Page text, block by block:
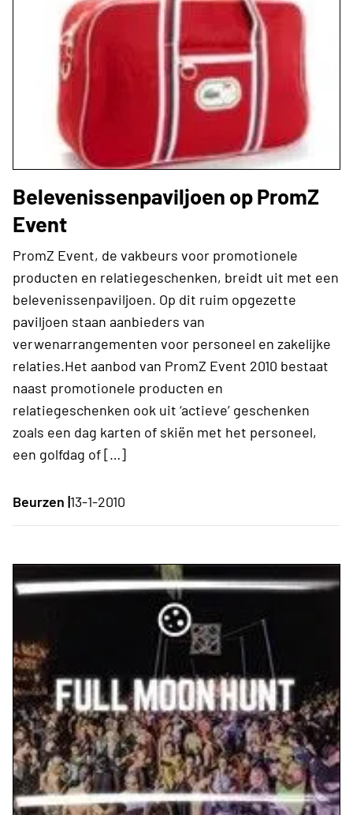
Belevenissenpaviljoen op PromZ
Event
PromZ Event, de vakbeurs voor promotionele
producten en relatiegeschenken, breidt uit met een
belevenissenpaviljoen. Op dit ruim opgezette
paviljoen staan aanbieders van
verwenarrangementen voor personeel en zakelijke
relaties.Het aanbod van PromZ Event 2010 bestaat
naast promotionele producten en
relatiegeschenken ook uit ‘actieve’ geschenken
zoals een dag karten of skiën met het personeel,
een golfdag of […]
Beurzen |13-1-2010